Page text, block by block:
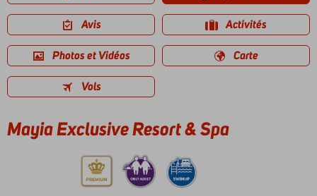
Avis Activités
Photos et Vidéos Carte
Vols
Mayia Exclusive Resort & Spa